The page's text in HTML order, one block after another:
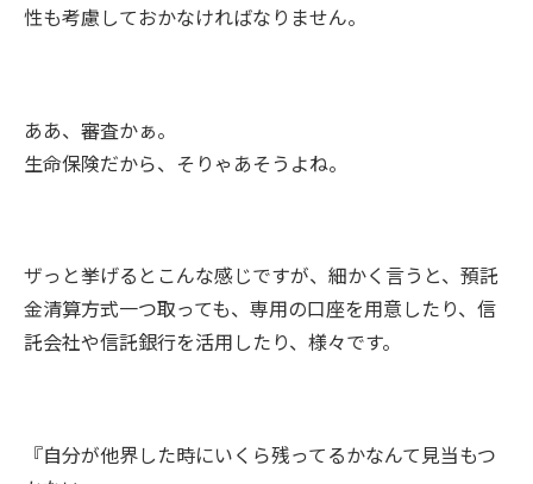
性も考慮しておかなければなりません。
ああ、審査かぁ。
生命保険だから、そりゃあそうよね。
ザっと挙げるとこんな感じですが、細かく言うと、預託
金清算方式一つ取っても、専用の口座を用意したり、信
託会社や信託銀行を活用したり、様々です。
『自分が他界した時にいくら残ってるかなんて見当もつ